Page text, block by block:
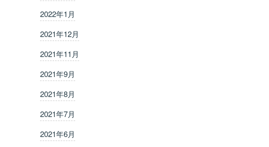
2022年1月
2021年12月
2021年11月
2021年9月
2021年8月
2021年7月
2021年6月